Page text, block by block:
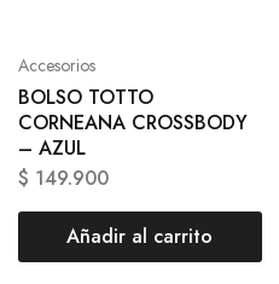
Accesorios
BOLSO TOTTO
CORNEANA CROSSBODY
– AZUL
$ 149.900
Añadir al carrito